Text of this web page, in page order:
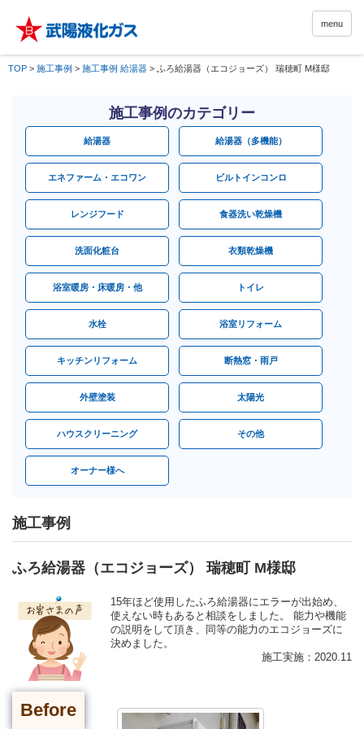
menu
TOP > 施工事例 > 施工事例 給湯器 > ふろ給湯器（エコジョーズ） 瑞穂町 M様邸
施工事例のカテゴリー
給湯器 給湯器（多機能）
エネファーム・エコワン ビルトインコンロ
レンジフード 食器洗い乾燥機
洗面化粧台 衣類乾燥機
浴室暖房・床暖房・他 トイレ
水栓 浴室リフォーム
キッチンリフォーム 断熱窓・雨戸
外壁塗装 太陽光
ハウスクリーニング その他
オーナー様へ
施工事例
ふろ給湯器（エコジョーズ） 瑞穂町 M様邸
15年ほど使用したふろ給湯器にエラーが出始め、
使えない時もあると相談をしました。 能力や機能
の説明をして頂き、同等の能力のエコジョーズに
決めました。
施工実施：2020.11
Before